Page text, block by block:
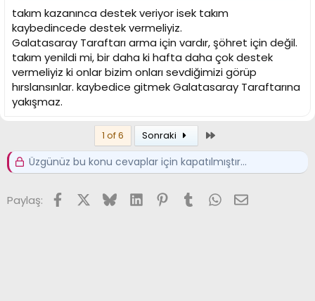
takım kazanınca destek veriyor isek takım
kaybedincede destek vermeliyiz.
Galatasaray Taraftarı arma için vardır, şöhret için değil.
takım yenildi mi, bir daha ki hafta daha çok destek
vermeliyiz ki onlar bizim onları sevdiğimizi görüp
hırslansınlar. kaybedice gitmek Galatasaray Taraftarına
yakışmaz.
1 of 6 Sonraki
Üzgünüz bu konu cevaplar için kapatılmıştır...
Paylaş: FacebookX (Twitter)
BlueskyLinkedInPinterest
TumblrWhatsApp
E-posta